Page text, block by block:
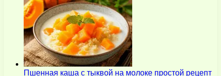
Пшенная каша с тыквой на молоке простой рецепт